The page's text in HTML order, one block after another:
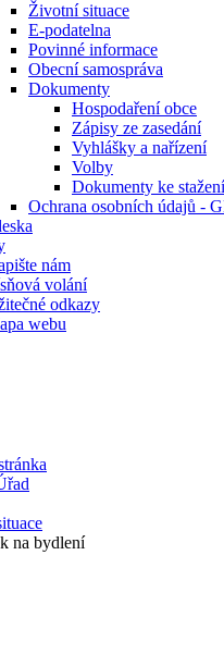
Životní situace
E-podatelna
Povinné informace
Obecní samospráva
Dokumenty
Hospodaření obce
Zápisy ze zasedání
Vyhlášky a nařízení
Volby
Dokumenty ke stažení
Ochrana osobních údajů -
nám
volání
odkazy
webu
na bydlení